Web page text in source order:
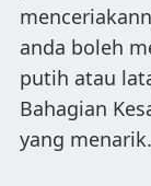
anda boleh
putih atau
Bahagian
yang menarik.